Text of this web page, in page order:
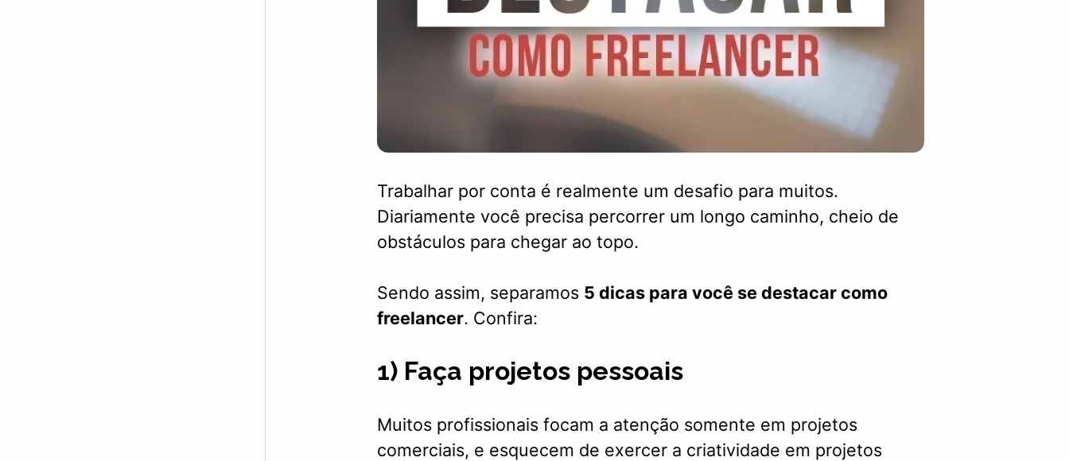
Trabalhar por conta é realmente um desafio para muitos.
Diariamente você precisa percorrer um longo caminho, cheio de
obstáculos para chegar ao topo.
Sendo assim, separamos 5 dicas para você se destacar como
freelancer. Confira:
1) Faça projetos pessoais
Muitos profissionais focam a atenção somente em projetos
comerciais, e esquecem de exercer a criatividade em projetos